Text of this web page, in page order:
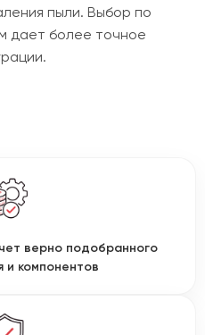
пыли. Выбор по
дает более точное
верно подобранного
и компонентов